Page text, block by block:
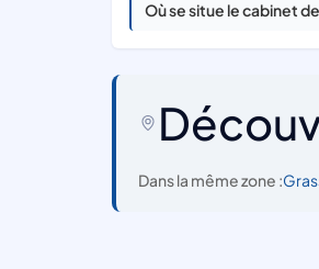
Où se situe le cabinet
Dans la même zone :